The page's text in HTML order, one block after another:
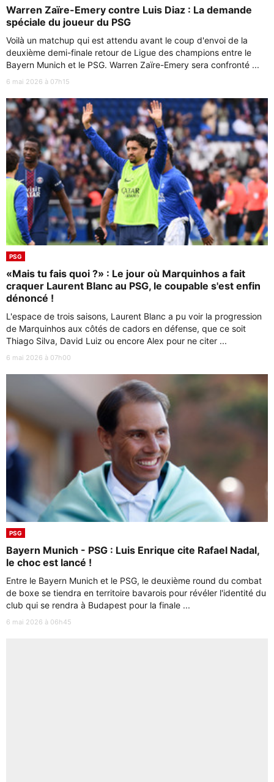
Warren Zaïre-Emery contre Luis Diaz : La demande
spéciale du joueur du PSG
Voilà un matchup qui est attendu avant le coup d'envoi de la
deuxième demi-finale retour de Ligue des champions entre le
Bayern Munich et le PSG. Warren Zaïre-Emery sera confronté ...
6 mai 2026 à 07h15
PSG
«Mais tu fais quoi ?» : Le jour où Marquinhos a fait
craquer Laurent Blanc au PSG, le coupable s'est enfin
dénoncé !
L'espace de trois saisons, Laurent Blanc a pu voir la progression
de Marquinhos aux côtés de cadors en défense, que ce soit
Thiago Silva, David Luiz ou encore Alex pour ne citer ...
6 mai 2026 à 07h00
PSG
Bayern Munich - PSG : Luis Enrique cite Rafael Nadal,
le choc est lancé !
Entre le Bayern Munich et le PSG, le deuxième round du combat
de boxe se tiendra en territoire bavarois pour révéler l'identité du
club qui se rendra à Budapest pour la finale ...
6 mai 2026 à 06h45